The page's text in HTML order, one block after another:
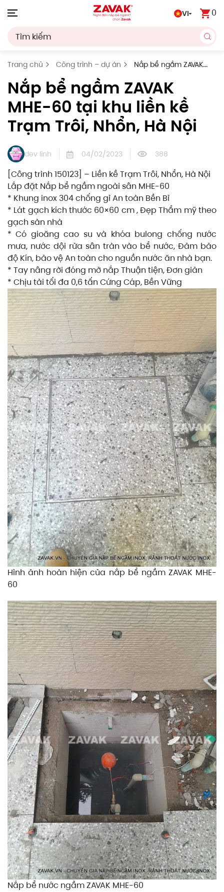
VI 0
Trang chủ Công trình – dự án
Nắp bể ngầm ZAVAK
MHE-60 tại khu liền kề Trạm Trôi, Nhổn, Hà Nội
Nắp bể ngầm ZAVAK
MHE-60 tại khu liền kề
Trạm Trôi, Nhổn, Hà Nội
dev linh 04/02/2023 388
[Công trình 150123] – Liền kề Trạm Trôi, Nhổn, Hà Nội
Lắp đặt Nắp bể ngầm ngoài sân MHE-60
* Khung inox 304 chống gỉ An toàn Bền Bỉ
* Lát gạch kích thước 60×60 cm , Đẹp Thẩm mỹ theo
gạch sàn nhà
* Có gioăng cao su và khóa bulong chống nước
mưa, nước dội rửa sân tràn vào bể nước, Đảm bảo
độ Kín, bảo vệ An toàn cho nguồn nước ăn nhà bạn.
* Tay nâng rời đóng mở nắp Thuận tiện, Đơn giản
* Chịu tải tối đa 0,6 tấn Cứng Cáp, Bền Vững
Hình ảnh hoàn hiện của nắp bể ngầm ZAVAK MHE-
60
Nắp bể nước ngầm ZAVAK MHE-60